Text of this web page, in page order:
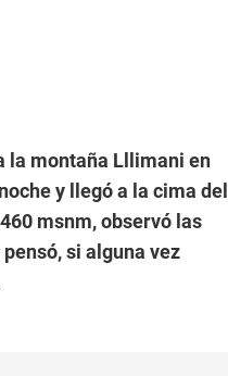
la montaña Lllimani en
y llegó a la cima del
msnm, observó las
si alguna vez